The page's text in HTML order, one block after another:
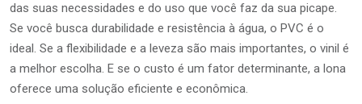
das suas necessidades e do uso que você faz da sua picape.
Se você busca durabilidade e resistência à água, o PVC é o
ideal. Se a flexibilidade e a leveza são mais importantes, o vinil é
a melhor escolha. E se o custo é um fator determinante, a lona
oferece uma solução eficiente e econômica.